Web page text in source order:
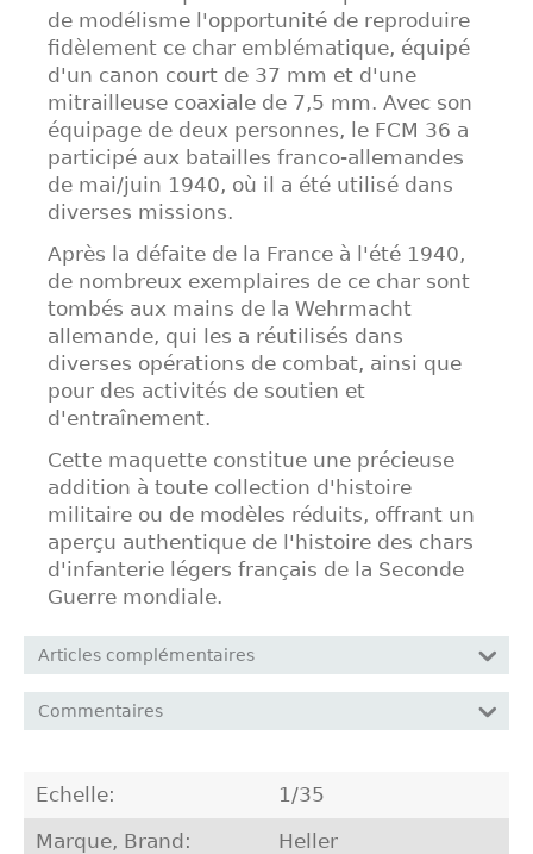
de modélisme l'opportunité de reproduire
fidèlement ce char emblématique, équipé
d'un canon court de 37 mm et d'une
mitrailleuse coaxiale de 7,5 mm. Avec son
équipage de deux personnes, le FCM 36 a
participé aux batailles franco-allemandes
de mai/juin 1940, où il a été utilisé dans
diverses missions.
Après la défaite de la France à l'été 1940,
de nombreux exemplaires de ce char sont
tombés aux mains de la Wehrmacht
allemande, qui les a réutilisés dans
diverses opérations de combat, ainsi que
pour des activités de soutien et
d'entraînement.
Cette maquette constitue une précieuse
addition à toute collection d'histoire
militaire ou de modèles réduits, offrant un
aperçu authentique de l'histoire des chars
d'infanterie légers français de la Seconde
Guerre mondiale.
Articles complémentaires
Commentaires
Echelle: 1/35
Marque, Brand: Heller